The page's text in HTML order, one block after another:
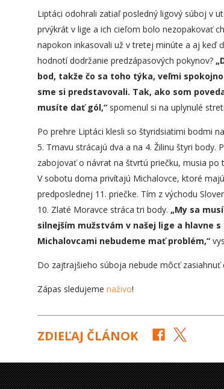
Liptáci odohrali zatiaľ posledný ligový súboj v
prvýkrát v lige a ich cieľom bolo nezopakovať
napokon inkasovali už v tretej minúte a aj keď
hodnotí dodržanie predzápasových pokynov?
bod, takže čo sa toho týka, veľmi
sme si predstavovali. Tak, ako som
musíte dať gól,“ spomenul si na uplynulé
Po prehre Liptáci klesli so štyridsiatimi bodmi
5. Trnavu strácajú dva a na 4. Žilinu štyri body.
zabojovať o návrat na štvrtú priečku, musia
V sobotu doma privítajú Michalovce, ktoré
predposlednej 11. priečke. Tím z východu
10. Zlaté Moravce stráca tri body. „My sa
silnejším mužstvám v našej lige a hlavne
Michalovcami nebudeme mať problém,“
Do zajtrajšieho súboja nebude môcť zasiahnuť
Zápas sledujeme naživo!
ZDIEĽAJ ČLÁNOK